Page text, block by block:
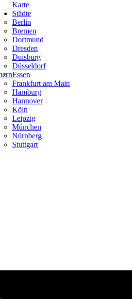
Karte
Städte
Berlin
Bremen
Dortmund
Dresden
Duisburg
Düsseldorf
Essen
Frankfurt am Main
Hamburg
Hannover
Köln
Leipzig
München
Nürnberg
Stuttgart